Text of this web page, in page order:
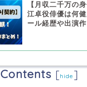
【月収二千万の
江卓役俳優は何
ール経歴や出演作
Contents [hide ]